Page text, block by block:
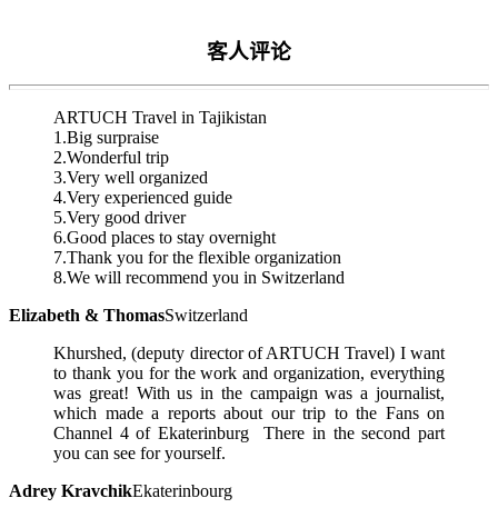
客人评论
ARTUCH Travel in Tajikistan
1.Big surpraise
2.Wonderful trip
3.Very well organized
4.Very experienced guide
5.Very good driver
6.Good places to stay overnight
7.Thank you for the flexible organization
8.We will recommend you in Switzerland
Elizabeth & ThomasSwitzerland
Khurshed, (deputy director of ARTUCH Travel) I want
to thank you for the work and organization, everything
was great! With us in the campaign was a journalist,
which made a reports about our trip to the Fans on
Channel 4 of Ekaterinburg There in the second part
you can see for yourself.
Adrey KravchikEkaterinbourg